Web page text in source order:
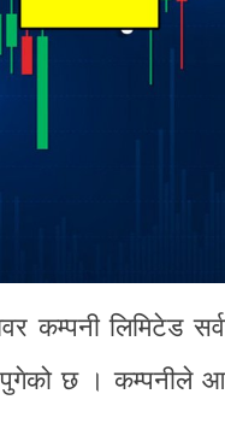
कम्पनी लिमिटेड
पुगेको छ ।